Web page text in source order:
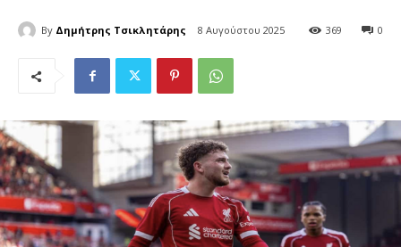
By Δημήτρης Τσικλητάρης 8 Αυγούστου 2025 0
369